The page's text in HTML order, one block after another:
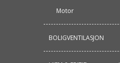
Motor
BOLIGVENTILASJON